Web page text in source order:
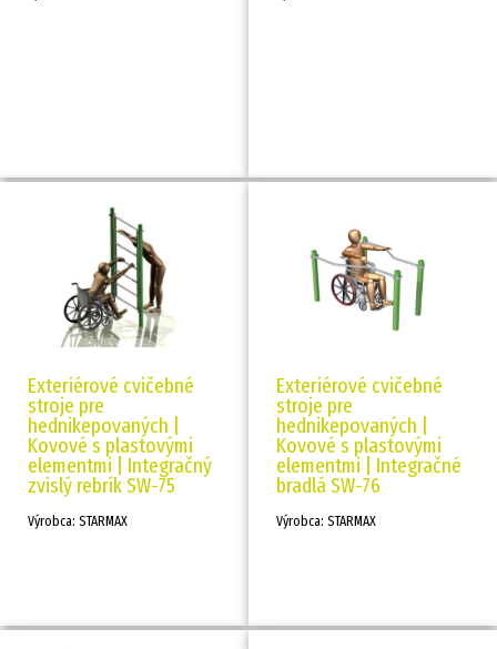
Exteriérové cvičebné
stroje pre
hednikepovaných |
Kovové s plastovými
elementmi | Integračný
zvislý rebrík SW-75
Výrobca: STARMAX
Exteriérové cvičebné
stroje pre
hednikepovaných |
Kovové s plastovými
elementmi | Integračné
bradlá SW-76
Výrobca: STARMAX